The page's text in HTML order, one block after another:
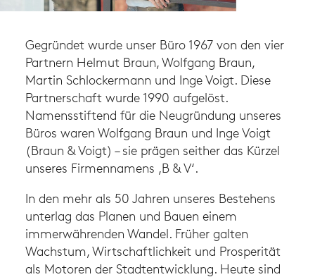
Gegründet wurde unser Büro 1967 von den vier
Partnern Helmut Braun, Wolfgang Braun,
Martin Schlockermann und Inge Voigt. Diese
Partnerschaft wurde 1990 aufgelöst.
Namensstiftend für die Neugründung unseres
Büros waren Wolfgang Braun und Inge Voigt
(Braun & Voigt) – sie prägen seither das Kürzel
unseres Firmennamens ‚B & V‘.
In den mehr als 50 Jahren unseres Bestehens
unterlag das Planen und Bauen einem
immerwährenden Wandel. Früher galten
Wachstum, Wirtschaftlichkeit und Prosperität
als Motoren der Stadtentwicklung. Heute sind